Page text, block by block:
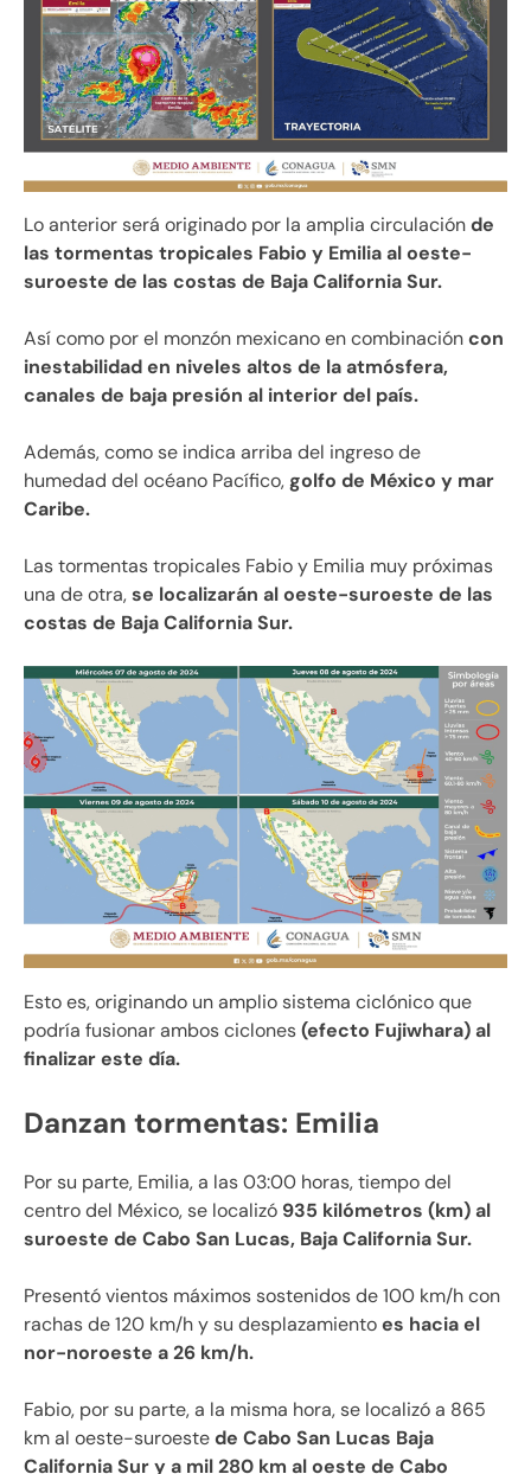
Lo anterior será originado por la amplia circulaciónde
las tormentas tropicales Fabio y Emilia al oeste-
suroeste de las costas de Baja California Sur.
Así como por el monzón mexicano en combinacióncon
inestabilidad en niveles altos de la atmósfera,
canales de baja presión al interior del país.
Además, como se indica arriba del ingreso de
humedad del océano Pacífico, golfo de México y mar
Caribe.
Las tormentas tropicales Fabio y Emilia muy próximas
una de otra,se localizarán al oeste-suroeste de las
costas de Baja California Sur.
Esto es, originando un amplio sistema ciclónico que
podría fusionar ambos ciclones(efecto Fujiwhara) al
finalizar este día.
Danzan tormentas: Emilia
Por su parte, Emilia, a las 03:00 horas, tiempo del
centro del México, se localizó 935 kilómetros (km) al
suroeste de Cabo San Lucas, Baja California Sur.
Presentó vientos máximos sostenidos de 100 km/h con
rachas de 120 km/h y su desplazamientoes hacia el
nor-noroeste a 26 km/h.
Fabio, por su parte, a la misma hora, se localizó a 865
km al oeste-suroestede Cabo San Lucas Baja
California Sur y a mil 280 km al oeste de Cabo